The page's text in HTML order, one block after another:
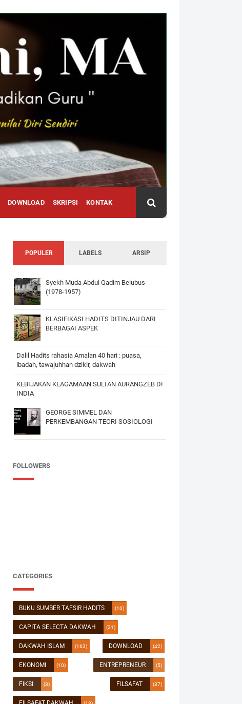
DOWNLOAD SKRIPSI KONTAK
POPULER LABELS ARSIP
Syekh Muda Abdul Qadim Belubus
(1978-1957)
KLASIFIKASI HADITS DITINJAU DARI
BERBAGAI ASPEK
Dalil Hadits rahasia Amalan 40 hari : puasa,
ibadah, tawajuhhan dzikir, dakwah
KEBIJAKAN KEAGAMAAN SULTAN AURANGZEB DI
INDIA
GEORGE SIMMEL DAN
PERKEMBANGAN TEORI SOSIOLOGI
FOLLOWERS
CATEGORIES
BUKU SUMBER TAFSIR HADITS (10)
CAPITA SELECTA DAKWAH (21)
DAKWAH ISLAM (163) DOWNLOAD (42)
EKONOMI (10) ENTREPRENEUR (5)
FIKSI (3) FILSAFAT (37)